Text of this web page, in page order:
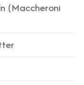
(Maccheroni